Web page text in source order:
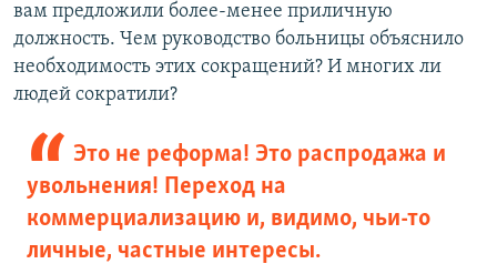
вам предложили более-менее приличную
должность. Чем руководство больницы объяснило
необходимость этих сокращений? И многих ли
людей сократили?
Это не реформа! Это распродажа и
увольнения! Переход на
коммерциализацию и, видимо, чьи-то
личные, частные интересы.